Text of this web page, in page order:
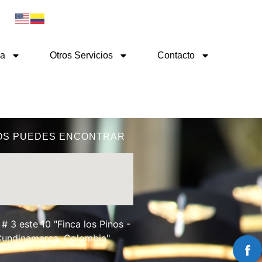
Otros Servicios Contacto
PUEDES ENCONTRAR
3 este 10 "Finca los Pinos -
Colombia"